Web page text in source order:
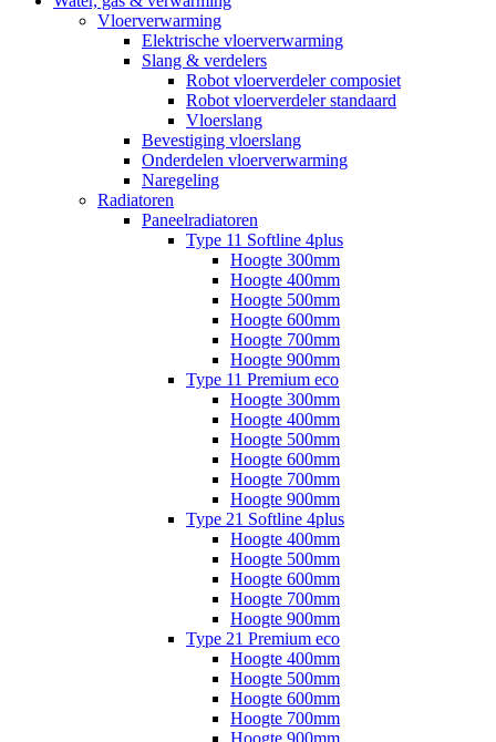
Vloerverwarming
Elektrische vloerverwarming
Slang & verdelers
Robot vloerverdeler composiet
Robot vloerverdeler standaard
Vloerslang
Bevestiging vloerslang
Onderdelen vloerverwarming
Naregeling
Radiatoren
Paneelradiatoren
Type 11 Softline 4plus
Hoogte 300mm
Hoogte 400mm
Hoogte 500mm
Hoogte 600mm
Hoogte 700mm
Hoogte 900mm
Type 11 Premium eco
Hoogte 300mm
Hoogte 400mm
Hoogte 500mm
Hoogte 600mm
Hoogte 700mm
Hoogte 900mm
Type 21 Softline 4plus
Hoogte 400mm
Hoogte 500mm
Hoogte 600mm
Hoogte 700mm
Hoogte 900mm
Type 21 Premium eco
Hoogte 400mm
Hoogte 500mm
Hoogte 600mm
Hoogte 700mm
Hoogte 900mm